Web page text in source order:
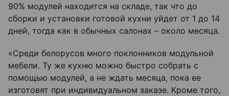
90% модулей находится на складе, так что до
сборки и установки готовой кухни уйдет от 1 до 14
дней, тогда как в обычных салонах – около месяца.
«Среди белорусов много поклонников модульной
мебели. Ту же кухню можно быстро собрать с
помощью модулей, а не ждать месяца, пока ее
изготовят при индивидуальном заказе. Кроме того,